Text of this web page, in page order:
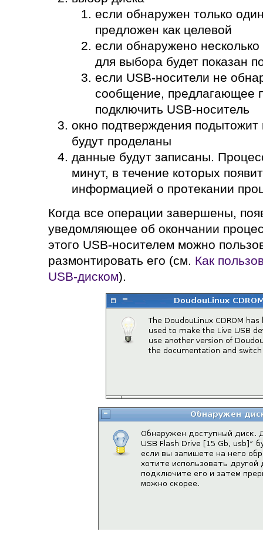
если обнаружен только
предложен как целевой
если обнаружено
для выбора будет показан
если USB-носители не
сообщение, предлагающее
подключить USB-носитель
окно подтверждения
будут проделаны
данные будут записаны.
минут, в течение которых
информацией о протекании
Когда все операции завершены,
уведомляющее об окончании
этого USB-носителем можно
размонтировать его (см. Как
USB-диском).